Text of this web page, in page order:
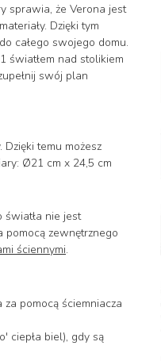
sprawia, że Verona jest
Dzięki tym
całego swojego domu.
światłem nad stolikiem
swój plan
temu możesz
Ø21 cm x 24,5 cm
światła nie jest
pomocą zewnętrznego
ściennymi.
pomocą ściemniacza
ciepła biel), gdy są